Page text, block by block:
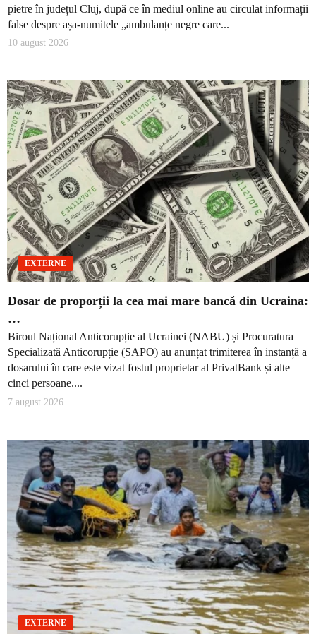
pietre în județul Cluj, după ce în mediul online au circulat informații
false despre așa-numitele „ambulanțe negre care...
10 august 2026
EXTERNE
Dosar de proporții la cea mai mare bancă din Ucraina:
…
Biroul Național Anticorupție al Ucrainei (NABU) și Procuratura
Specializată Anticorupție (SAPO) au anunțat trimiterea în instanță a
dosarului în care este vizat fostul proprietar al PrivatBank și alte
cinci persoane....
7 august 2026
EXTERNE